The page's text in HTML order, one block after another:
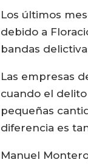
Los últimos
debido a
bandas
Las empresas
cuando el
pequeñas
diferencia es
Manuel